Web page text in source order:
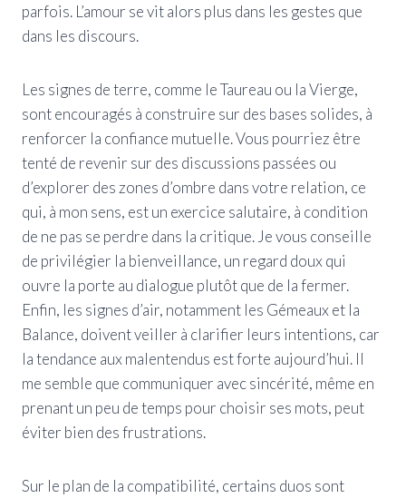
parfois. L’amour se vit alors plus dans les gestes que
dans les discours.
Les signes de terre, comme le Taureau ou la Vierge,
sont encouragés à construire sur des bases solides, à
renforcer la confiance mutuelle. Vous pourriez être
tenté de revenir sur des discussions passées ou
d’explorer des zones d’ombre dans votre relation, ce
qui, à mon sens, est un exercice salutaire, à condition
de ne pas se perdre dans la critique. Je vous conseille
de privilégier la bienveillance, un regard doux qui
ouvre la porte au dialogue plutôt que de la fermer.
Enfin, les signes d’air, notamment les Gémeaux et la
Balance, doivent veiller à clarifier leurs intentions, car
la tendance aux malentendus est forte aujourd’hui. Il
me semble que communiquer avec sincérité, même en
prenant un peu de temps pour choisir ses mots, peut
éviter bien des frustrations.
Sur le plan de la compatibilité, certains duos sont